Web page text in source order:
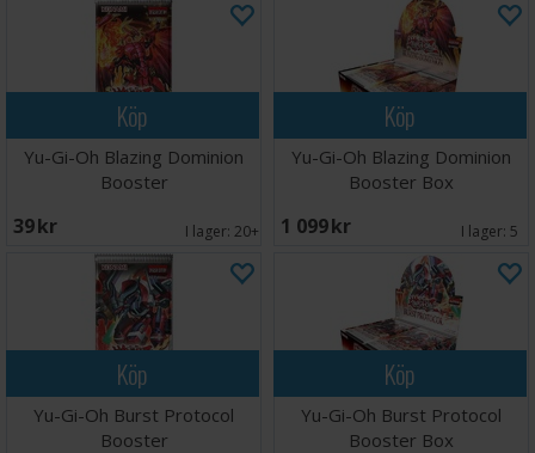
Köp
Yu-Gi-Oh Blazing Dominion
Booster
39 SEK I lager: 20+
Köp
Yu-Gi-Oh Blazing Dominion
Booster Box
1 099 SEK I lager: 5
Köp
Yu-Gi-Oh Burst Protocol
Booster
Köp
Yu-Gi-Oh Burst Protocol
Booster Box